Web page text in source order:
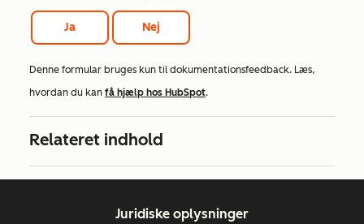
Ja Nej
Denne formular bruges kun til dokumentationsfeedback. Læs,
hvordan du kan få hjælp hos HubSpot.
Relateret indhold
Juridiske oplysninger